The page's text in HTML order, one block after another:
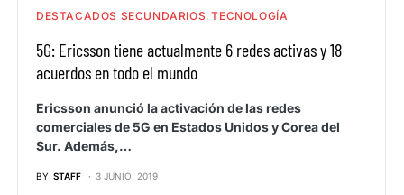
DESTACADOS SECUNDARIOS TECNOLOGÍA
5G: Ericsson tiene actualmente 6 redes activas y 18
acuerdos en todo el mundo
Ericsson anunció la activación de las redes
comerciales de 5G en Estados Unidos y Corea del
Sur. Además,…
BY STAFF 3 JUNIO, 2019